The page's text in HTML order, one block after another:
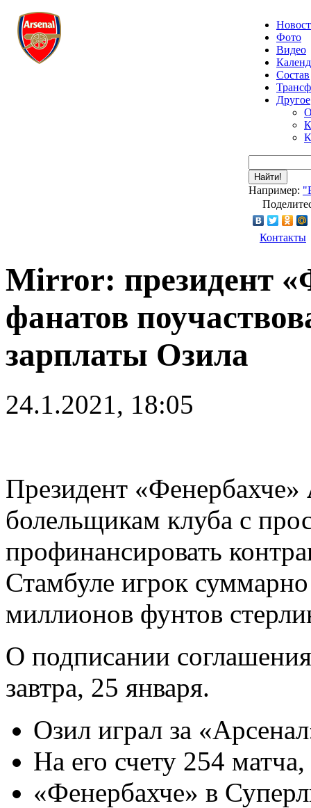
Фото
Видео
Состав
Другое
Найти!
Например:
Контакты
Mirror: президент
фанатов
зарплаты Озила
24.1.2021, 18:05
Президент «Фенербахче»
болельщикам клуба с
профинансировать
Стамбуле игрок
миллионов фунтов
О подписании
завтра, 25 января.
Озил играл за
На его счету 254
«Фенербахче» в